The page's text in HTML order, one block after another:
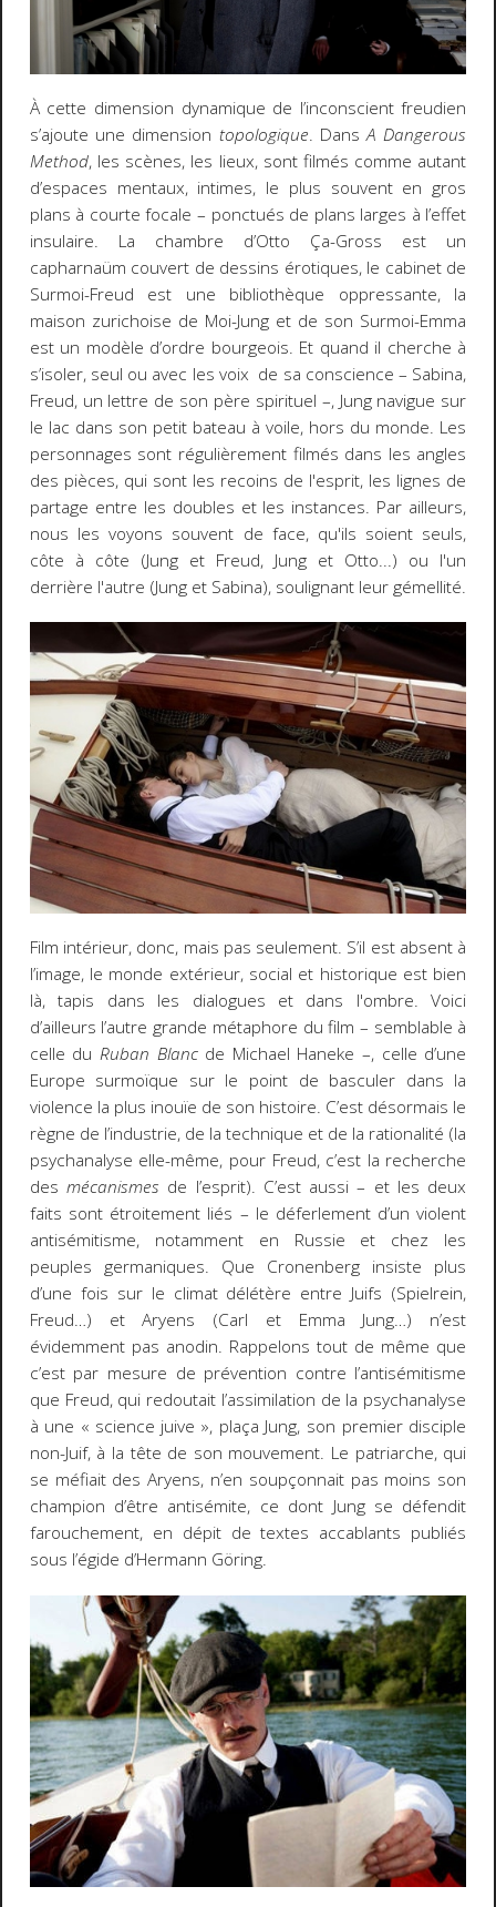
À cette dimension dynamique de l’inconscient freudien
s’ajoute une dimension topologique. DansA Dangerous
Method, les scènes, les lieux, sont filmés comme autant
d’espaces mentaux, intimes, le plus souvent en gros
plans à courte focale – ponctués de plans larges à l’effet
insulaire. La chambre d’Otto Ça-Gross est un
capharnaüm couvert de dessins érotiques, le cabinet de
Surmoi-Freud est une bibliothèque oppressante, la
maison zurichoise de Moi-Jung et de son Surmoi-Emma
est un modèle d’ordre bourgeois. Et quand il cherche à
s’isoler, seul ou avec les voix de sa conscience – Sabina,
Freud, un lettre de son père spirituel –, Jung navigue sur
le lac dans son petit bateau à voile, hors du monde. Les
personnages sont régulièrement filmés dans les angles
des pièces, qui sont les recoins de l'esprit, les lignes de
partage entre les doubles et les instances. Par ailleurs,
nous les voyons souvent de face, qu'ils soient seuls,
côte à côte (Jung et Freud, Jung et Otto...) ou l'un
derrière l'autre (Jung et Sabina), soulignant leur gémellité.
Film intérieur, donc, mais pas seulement. S’il est absent à
l’image, le monde extérieur, social et historique est bien
là, tapis dans les dialogues et dans l'ombre. Voici
d’ailleurs l’autre grande métaphore du film – semblable à
celle duRuban Blancde Michael Haneke –, celle d’une
Europe surmoïque sur le point de basculer dans la
violence la plus inouïe de son histoire. C’est désormais le
règne de l’industrie, de la technique et de la rationalité (la
psychanalyse elle-même, pour Freud, c’est la recherche
desmécanismes de l’esprit). C’est aussi – et les deux
faits sont étroitement liés – le déferlement d’un violent
antisémitisme, notamment en Russie et chez les
peuples germaniques. Que Cronenberg insiste plus
d’une fois sur le climat délétère entre Juifs (Spielrein,
Freud…) et Aryens (Carl et Emma Jung…) n’est
évidemment pas anodin. Rappelons tout de même que
c’est par mesure de prévention contre l’antisémitisme
que Freud, qui redoutait l’assimilation de la psychanalyse
à une « science juive », plaça Jung, son premier disciple
non-Juif, à la tête de son mouvement. Le patriarche, qui
se méfiait des Aryens, n’en soupçonnait pas moins son
champion d’être antisémite, ce dont Jung se défendit
farouchement, en dépit de textes accablants publiés
sous l’égide d’Hermann Göring.